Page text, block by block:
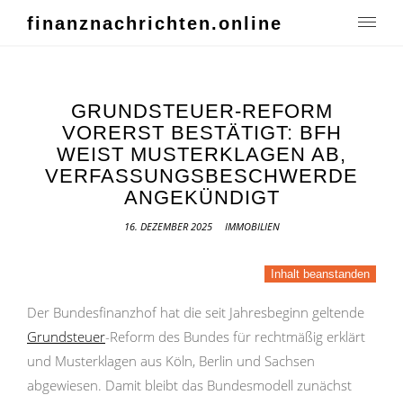
finanznachrichten.online
GRUNDSTEUER-REFORM
VORERST BESTÄTIGT: BFH
WEIST MUSTERKLAGEN AB,
VERFASSUNGSBESCHWERDE
ANGEKÜNDIGT
16. DEZEMBER 2025 IMMOBILIEN
Inhalt beanstanden
Der Bundesfinanzhof hat die seit Jahresbeginn geltende
Grundsteuer-Reform des Bundes für rechtmäßig erklärt
und Musterklagen aus Köln, Berlin und Sachsen
abgewiesen. Damit bleibt das Bundesmodell zunächst